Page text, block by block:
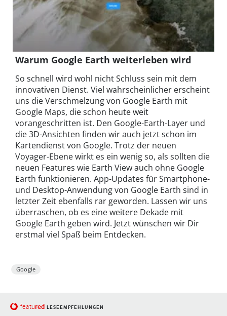
Warum Google Earth weiterleben wird
So schnell wird wohl nicht Schluss sein mit dem
innovativen Dienst. Viel wahrscheinlicher erscheint
uns die Verschmelzung von Google Earth mit
Google Maps, die schon heute weit
vorangeschritten ist. Den Google-Earth-Layer und
die 3D-Ansichten finden wir auch jetzt schon im
Kartendienst von Google. Trotz der neuen
Voyager-Ebene wirkt es ein wenig so, als sollten die
neuen Features wie Earth View auch ohne Google
Earth funktionieren. App-Updates für Smartphone-
und Desktop-Anwendung von Google Earth sind in
letzter Zeit ebenfalls rar geworden. Lassen wir uns
überraschen, ob es eine weitere Dekade mit
Google Earth geben wird. Jetzt wünschen wir Dir
erstmal viel Spaß beim Entdecken.
Google
featured LESEEMPFEHLUNGEN